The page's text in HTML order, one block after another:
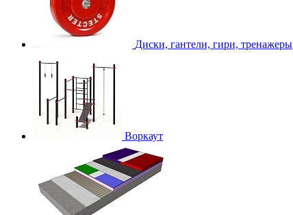
Диски, гантели, гири, тренажеры
Воркаут